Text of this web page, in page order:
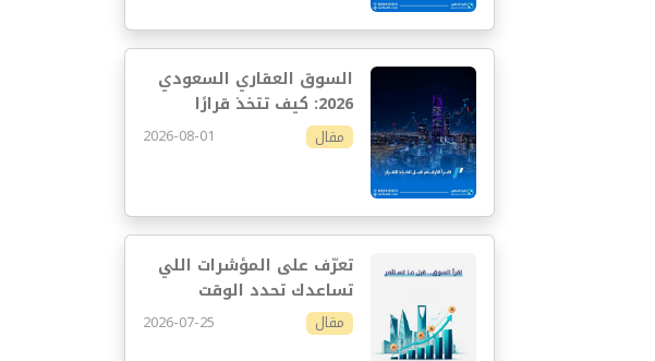
السوق العقاري السعودي
2026: كيف تتخذ قرارًا
استثماريًا أفضل
مقال 2026-08-01
تعرّف على المؤشرات اللي
تساعدك تحدد الوقت
المناسب للاستثمار
مقال 2026-07-25